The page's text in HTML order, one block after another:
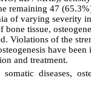
remaining 47
of varying severity
bone tissue,
Violations of the
have
and treatment.
diseases,